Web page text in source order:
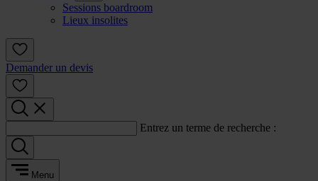
Sessions boardroom
Lieux insolites
Demander un devis
Entrez un terme de recherche :
Menu